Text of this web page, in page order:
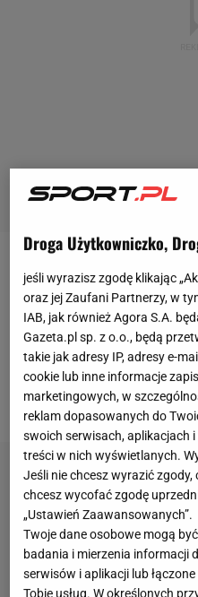
- Mistrzostwa Europy to
nawet trudniejsze niż
wokół mundialu jest
grupę i są to rozgrywki,
lat - powiedział
"L'Equipe".
Droga Użytkowniczko,
jeśli wyrazisz zgodę klikając
oraz jej Zaufani Partnerzy, w
IAB, jak również Agora S.A.
Gazeta.pl sp. z o.o., będą
takie jak adresy IP, adresy e-
cookie lub inne informacje
marketingowych, w
reklam dopasowanych do
swoich serwisach, aplikacjach
treści w nich wyświetlanych.
Jeśli nie chcesz wyrazić
chcesz wycofać zgodę
„Ustawień Zaawansowanych”.
Twoje dane osobowe mogą
badania i mierzenia informacji
serwisów i aplikacji lub
Tobie usług. W określonych